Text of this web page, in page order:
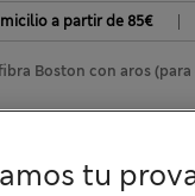
a partir de 85€ |
Boston con aros (para
tu